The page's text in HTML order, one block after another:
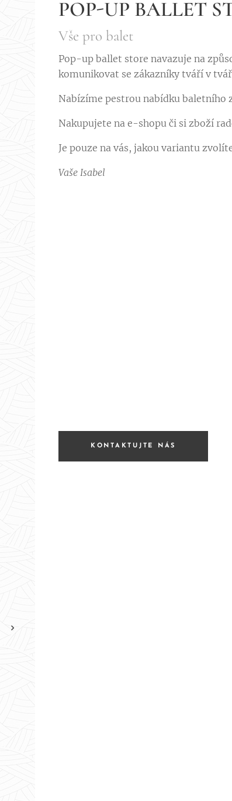
POP-UP BALLET
Vše pro balet
Pop-up ballet store navazuje na
komunikovat se zákazníky tváří v
Nabízíme pestrou nabídku baletního
Nakupujete na e-shopu či si zboží
Je pouze na vás, jakou variantu
Vaše Isabel
KONTAKTUJTE NÁS